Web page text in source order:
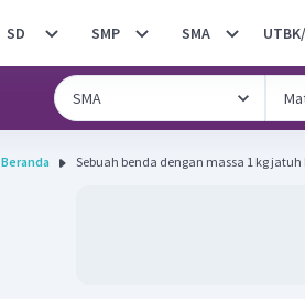
SD SMP SMA
Beranda Sebuah benda dengan massa 1 kg jatuh